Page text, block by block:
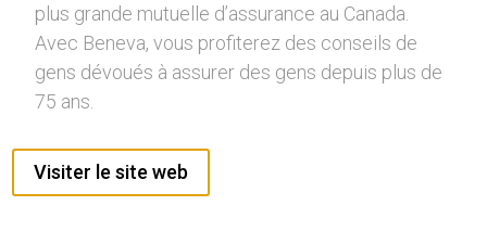
plus grande mutuelle d’assurance au Canada.
Avec Beneva, vous profiterez des conseils de
gens dévoués à assurer des gens depuis plus de
75 ans.
Visiter le site web